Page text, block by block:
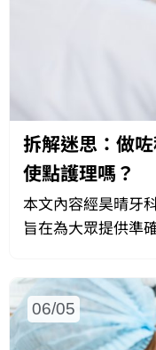
拆解迷思：做
使點護理嗎？
本文內容經昊晴牙
旨在為大眾提供準
06/05